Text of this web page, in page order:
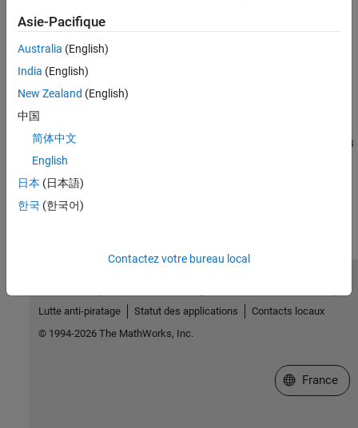
Version History
Introduced before R2006a
See Also
storedInteger uint64
Asie-Pacifique
Australia (English)
India (English)
New Zealand (English)
中国
简体中文
English
日本 (日本語)
한국 (한국어)
Contactez votre bureau local
Lutte anti-piratage
Statut des applications
Contacts locaux
© 1994-2026 The MathWorks, Inc.
Sélectionner
France